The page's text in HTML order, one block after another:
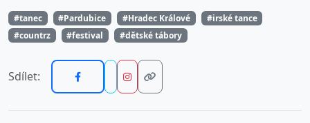
#tanec #Pardubice #Hradec Králové
#irské tance
#countrz
#festival #dětské tábory
Sdílet: